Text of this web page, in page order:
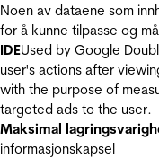
Noen av dataene som
for å kunne tilpasse og
IDEUsed by Google
user's actions after
with the purpose of
targeted ads to the user.
Maksimal
informasjonskapsel